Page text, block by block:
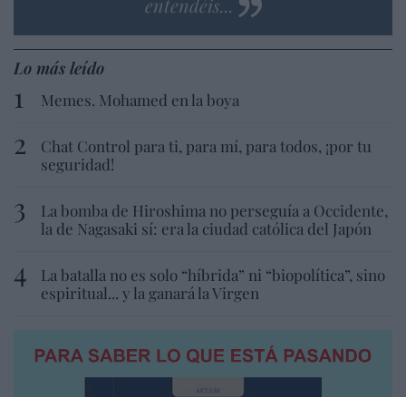
Lo más leído
Memes. Mohamed en la boya
Chat Control para ti, para mí, para todos, ¡por tu
seguridad!
La bomba de Hiroshima no perseguía a Occidente,
la de Nagasaki sí: era la ciudad católica del Japón
La batalla no es solo “híbrida” ni “biopolítica”, sino
espiritual... y la ganará la Virgen